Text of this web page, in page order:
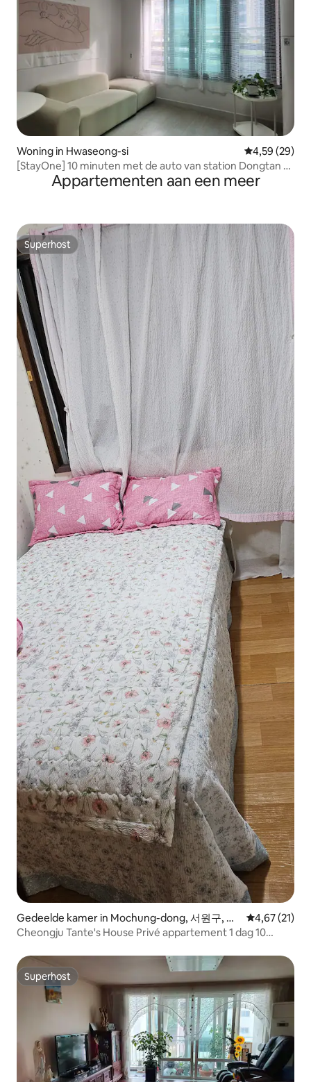
Woning in Hwaseong-si Gemiddelde
4,59 (29)
[StayOne] 10 minuten met de auto van station Dongtan 2
kamers en 2 badkamers/gratis
parkeren/reizen/verhuizing/zakelijke reis/Everland/
Appartementen aan een meer
Superhost
Superhost
Gedeelde kamer in Mochung-dong, 서원구, Ch
eongju
Gemiddelde
4,67 (21)
Cheongju Tante's House Privé appartement 1 dag 10
Reserveren mogelijk
Superhost
Superhost